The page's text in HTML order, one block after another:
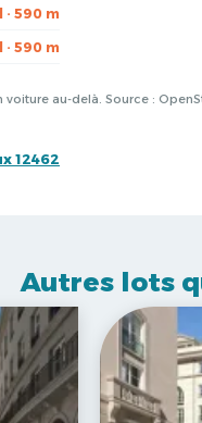
· 590 m
· 590 m
voiture au-delà. Source :
12462
Autres lots